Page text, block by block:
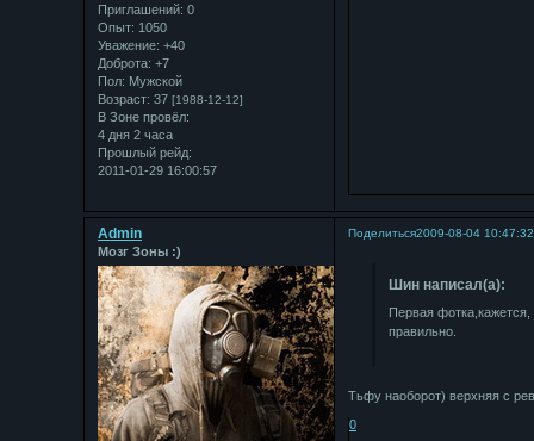
Приглашений: 0
Опыт: 1050
Уважение: +40
Доброта: +7
Пол: Мужской
Возраст: 37 [1988-12-12]
В Зоне провёл:
4 дня 2 часа
Прошлый рейд:
2011-01-29 16:00:57
Поделиться2009-08-04 10:47:32
Admin
Мозг Зоны :)
Шин написал(а):
Первая
правильно.
Тьфу наоборот) верхняя с
0